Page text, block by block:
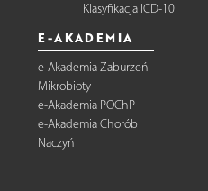
Klasyfikacja ICD-10
E-AKADEMIA
e-Akademia Zaburzeń
Mikrobioty
e-Akademia POChP
e-Akademia Chorób
Naczyń